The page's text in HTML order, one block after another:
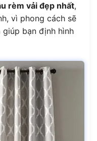
rèm vải đẹp nhất,
vì phong cách sẽ
bạn định hình